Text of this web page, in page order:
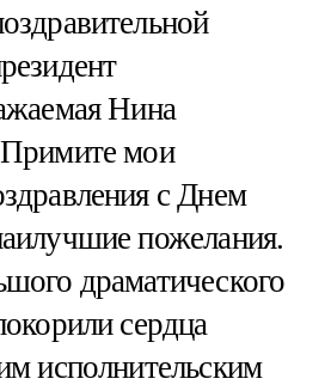
Нина
мои
с Днем
пожелания.
драматического
сердца
исполнительским